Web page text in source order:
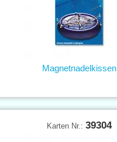
Magnetnadelkissen
Karten Nr.: 39304